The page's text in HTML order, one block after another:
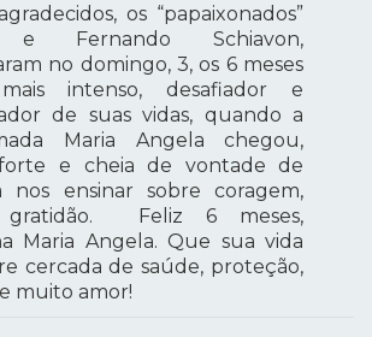
os “papaixonados”
e Fernando Schiavon,
no domingo, 3, os 6 meses
intenso, desafiador e
de suas vidas, quando a
Maria Angela chegou,
e cheia de vontade de
nos ensinar sobre coragem,
Feliz 6 meses,
Maria Angela. Que sua vida
cercada de saúde, proteção,
muito amor!